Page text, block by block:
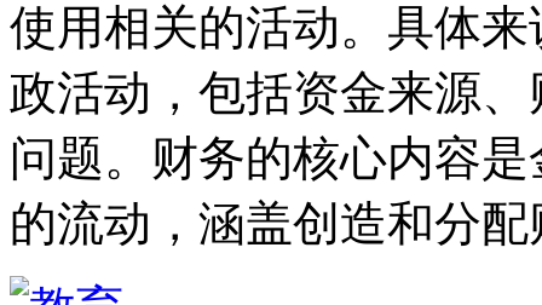
使用相关的活动。具体
政活动，包括资金来源
问题。财务的核心内容
的流动，涵盖创造和分